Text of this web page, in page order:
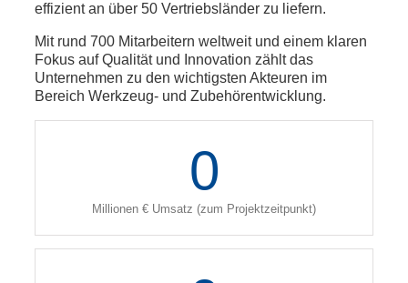
effizient an über 50 Vertriebsländer zu liefern.
Mit rund 700 Mitarbeitern weltweit und einem klaren
Fokus auf Qualität und Innovation zählt das
Unternehmen zu den wichtigsten Akteuren im
Bereich Werkzeug- und Zubehörentwicklung.
0
Millionen € Umsatz (zum Projektzeitpunkt)